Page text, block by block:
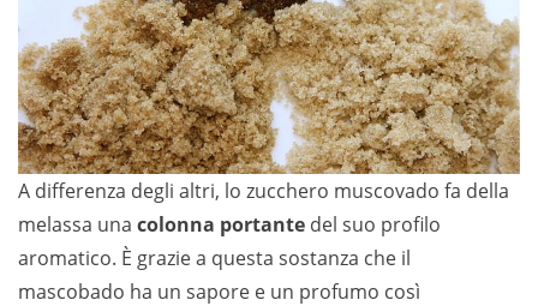
A differenza degli altri, lo zucchero muscovado fa della
melassa una colonna portante del suo profilo
aromatico. È grazie a questa sostanza che il
mascobado ha un sapore e un profumo così